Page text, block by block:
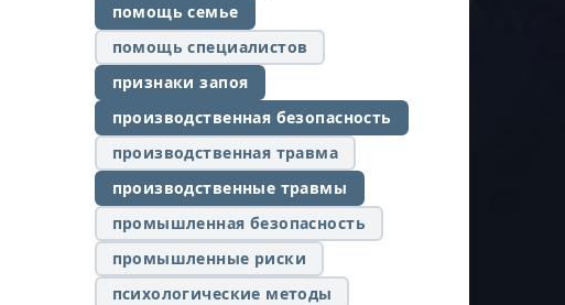
помощь семье
помощь специалистов
признаки запоя
производственная безопасность
производственная травма
производственные травмы
промышленная безопасность
промышленные риски
психологические методы